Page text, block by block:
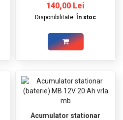
140,00 Lei
Disponibilitate: În stoc
Acumulator stationar